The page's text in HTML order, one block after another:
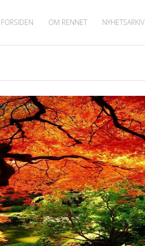
FORSIDEN OM RENNET NYHETSARKIV